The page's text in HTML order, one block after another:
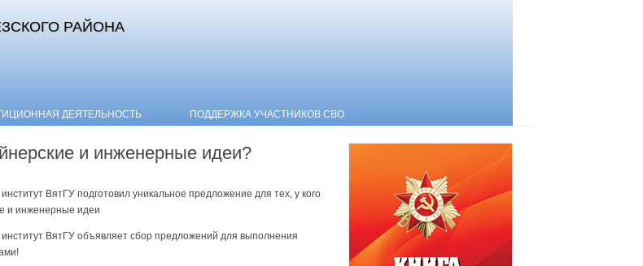
РАЙОНА
Skip to content
ДЕЯТЕЛЬНОСТЬ ПОДДЕРЖКА УЧАСТНИКОВ СВО
и инженерные идеи?
ВятГУ подготовил уникальное предложение для тех, у кого
и инженерные идеи
институт ВятГУ объявляет сбор предложений для выполнения